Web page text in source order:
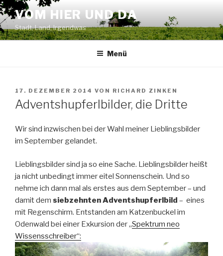
Zum
Inhalt
springen
VOM HIER UND DA
Stadt, Land, Irgendwas
Menü
VERÖFFENTLICHT
AM
17. DEZEMBER 2014 VON RICHARD ZINKEN
Adventshupferlbilder, die Dritte
Wir sind inzwischen bei der Wahl meiner Lieblingsbilder
im September gelandet.
Lieblingsbilder sind ja so eine Sache. Lieblingsbilder heißt
ja nicht unbedingt immer eitel Sonnenschein. Und so
nehme ich dann mal als erstes aus dem September – und
damit dem siebzehnten Adventshupferlbild – eines
mit Regenschirm. Entstanden am Katzenbuckel im
Odenwald bei einer Exkursion der „Spektrum neo
Wissensschreiber“: